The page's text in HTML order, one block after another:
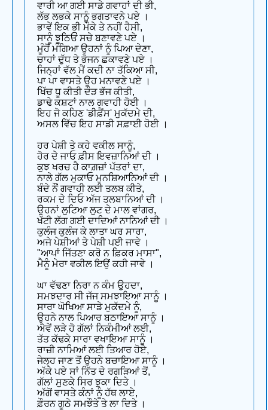
ਵਾਰੀ ਆ ਗਈ ਸਾਡੇ ਗਵਾਹਾਂ ਦੀ ਭੀ,
ਲੱਭ ਲਭਕੇ ਸਾਨੂੰ ਭਗਤਾਵਨੇ ਪਏ ।
ਭਾਵੇਂ ਇਕ ਭੀ ਮੌਕੇ ਤੇ ਨਹੀਂ ਹੈਸੀ,
ਸਾਨੂੰ ਝੂਠਿਓਂ ਸਚੇ ਬਣਾਵਣੇ ਪਏ ।
ਮੂੰਹੋਂ ਮੰਗਿਆ ਉਹਨਾਂ ਨੂੰ ਪਿਆ ਦੇਣਾ,
ਚਾਹਾਂ ਦੁੱਧ ਤੇ ਭੋਜਨ ਛਕਾਵਣੇ ਪਏ ।
ਜਿਨ੍ਹਾਂ ਵੱਲ ਮੈਂ ਕਦੀ ਨਾ ਤੱਕਿਆ ਸੀ,
ਪਾ ਪਾ ਵਾਸਤੇ ਉਹ ਮਨਾਵਣੇ ਪਏ ।
ਖਿੱਚ ਧੂ ਕੀਤੀ ਦੌੜ ਭੱਜ ਕੀਤੀ,
ਡਾਢੇ ਕਸ਼ਟਾਂ ਨਾਲ ਗਵਾਹੀ ਹੋਈ ।
ਇਹ ਜੋ ਕਹਿਣ 'ਡੀਫ਼ੈਂਸ' ਮੁਕੱਦਮੇ ਦੀ,
ਅਸਲ ਵਿੱਚ ਇਹ ਸਾਡੀ ਸਫ਼ਾਈ ਹੋਈ ।
ਹਰ ਪੇਸ਼ੀ ਤੇ ਕਹੇ ਵਕੀਲ ਸਾਨੂੰ,
ਹੋਰ ਦੇ ਜਾਓ ਫ਼ੀਸ ਇਵਜ਼ਾਨਿਆਂ ਦੀ ।
ਕੁਝ ਖਰਚ ਹੈ ਕਾਗ਼ਜ਼ਾਂ ਪੱਤਰਾਂ ਦਾ,
ਨਾਲੇ ਗੱਲ ਮੁਕਾਓ ਮੁਨਸ਼ਿਆਨਿਆਂ ਦੀ ।
ਬੰਦੇ ਨੌਂ ਗਵਾਹੀ ਲਈ ਤਲਬ ਕੀਤੇ,
ਰਕਮ ਦੇ ਦਿਓ ਅੱਜ ਤਲਬਾਨਿਆਂ ਦੀ ।
ਉਹਨਾਂ ਲੁਟਿਆ ਲੁਟ ਦੇ ਮਾਲ ਵਾਂਗਰ,
ਖੱਟੀ ਲੱਗ ਗਈ ਦਾਦਿਆਂ ਨਾਨਿਆਂ ਦੀ ।
ਕੁਲੰਜ ਕੁਲੰਜ ਕੇ ਲਾਤਾ ਘਰ ਸਾਰਾ,
ਅਜੇ ਪੇਸ਼ੀਆਂ ਤੇ ਪੇਸ਼ੀ ਪਈ ਜਾਵੇ ।
"ਆਪਾਂ ਜਿੱਤਣਾ ਕਰੋ ਨ ਫ਼ਿਕਰ ਮਾਸਾ",
ਮੈਨੂੰ ਮੇਰਾ ਵਕੀਲ ਇਉਂ ਕਹੀ ਜਾਵੇ ।
ਘਾ ਵੱਢਣਾ ਨਿਰਾ ਨ ਕੰਮ ਉਹਦਾ,
ਸਮਝਦਾਰ ਸੀ ਜੱਜ ਸਮਝਾਇਆ ਸਾਨੂੰ ।
ਸਾਰਾ ਘੋਖਿਆ ਸਾਡੇ ਮੁਕੱਦਮੇ ਨੂੰ,
ਉਹਨੇ ਨਾਲ ਪਿਆਰ ਬਠਾਇਆ ਸਾਨੂੰ ।
ਐਵੇਂ ਲੜੇ ਹੋ ਗੱਲਾਂ ਨਿਕੰਮੀਆਂ ਲਈ,
ਤੱਤ ਕੱਢਕੇ ਸਾਰਾ ਵਖਾਇਆ ਸਾਨੂੰ ।
ਰਾਜ਼ੀ ਨਾਮਿਆਂ ਲਈ ਤਿਆਰ ਹੋਏ,
ਜੇਲ੍ਹ ਜਾਣ ਤੋਂ ਉਹਨੇ ਬਚਾਇਆ ਸਾਨੂੰ ।
ਅੱਕੇ ਪਏ ਸਾਂ ਨਿੱਤ ਦੇ ਰਗੜਿਆਂ ਤੋਂ,
ਗੱਲਾਂ ਸੁਣਕੇ ਸਿਰ ਝੁਕਾ ਦਿਤੇ ।
ਅੱਗੋਂ ਵਾਸਤੇ ਕੰਨਾਂ ਨੂੰ ਹੱਥ ਲਾਏ,
ਫ਼ੌਰਨ ਗੂਠੇ ਸਮਝੌਤੇ ਤੇ ਲਾ ਦਿਤੇ ।